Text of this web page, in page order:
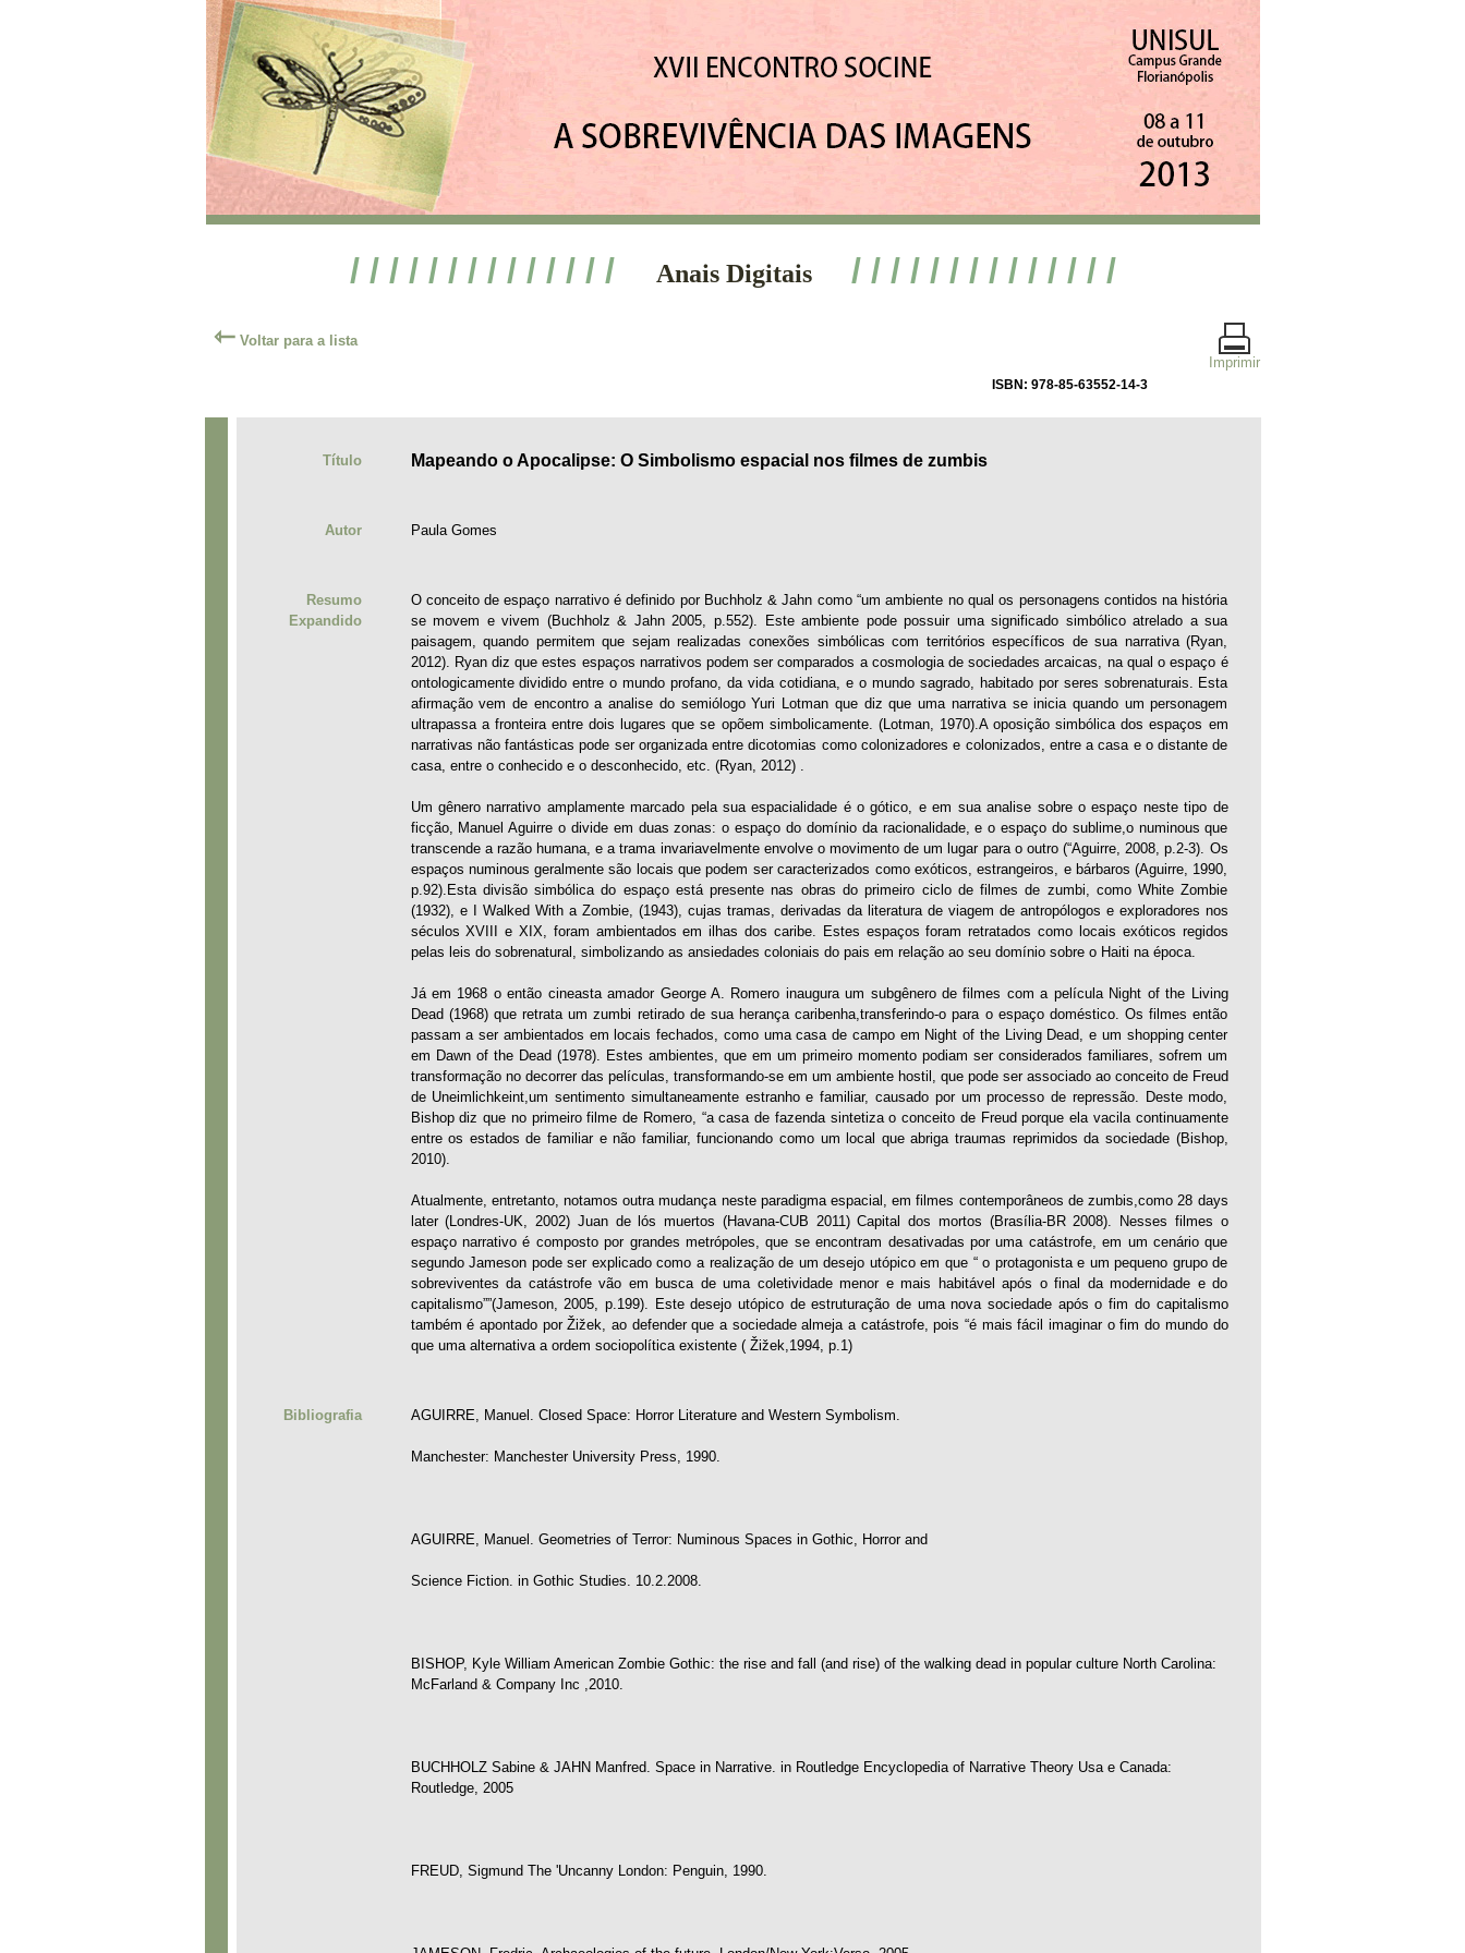
/ / / / / / / / / / / / / / Anais Digitais / / / / / / / / / / / / / /
⇽Voltar para a lista
Imprimir
ISBN: 978-85-63552-14-3
Título Mapeando o Apocalipse: O Simbolismo espacial nos filmes de zumbis
Autor Paula Gomes
Resumo
Expandido
O conceito de espaço narrativo é definido por Buchholz & Jahn como “um ambiente no qual os personagens contidos na história
se movem e vivem (Buchholz & Jahn 2005, p.552). Este ambiente pode possuir uma significado simbólico atrelado a sua
paisagem, quando permitem que sejam realizadas conexões simbólicas com territórios específicos de sua narrativa (Ryan,
2012). Ryan diz que estes espaços narrativos podem ser comparados a cosmologia de sociedades arcaicas, na qual o espaço é
ontologicamente dividido entre o mundo profano, da vida cotidiana, e o mundo sagrado, habitado por seres sobrenaturais. Esta
afirmação vem de encontro a analise do semiólogo Yuri Lotman que diz que uma narrativa se inicia quando um personagem
ultrapassa a fronteira entre dois lugares que se opõem simbolicamente. (Lotman, 1970).A oposição simbólica dos espaços em
narrativas não fantásticas pode ser organizada entre dicotomias como colonizadores e colonizados, entre a casa e o distante de
casa, entre o conhecido e o desconhecido, etc. (Ryan, 2012) .
Um gênero narrativo amplamente marcado pela sua espacialidade é o gótico, e em sua analise sobre o espaço neste tipo de
ficção, Manuel Aguirre o divide em duas zonas: o espaço do domínio da racionalidade, e o espaço do sublime,o numinous que
transcende a razão humana, e a trama invariavelmente envolve o movimento de um lugar para o outro (“Aguirre, 2008, p.2-3). Os
espaços numinous geralmente são locais que podem ser caracterizados como exóticos, estrangeiros, e bárbaros (Aguirre, 1990,
p.92).Esta divisão simbólica do espaço está presente nas obras do primeiro ciclo de filmes de zumbi, como White Zombie
(1932), e I Walked With a Zombie, (1943), cujas tramas, derivadas da literatura de viagem de antropólogos e exploradores nos
séculos XVIII e XIX, foram ambientados em ilhas dos caribe. Estes espaços foram retratados como locais exóticos regidos
pelas leis do sobrenatural, simbolizando as ansiedades coloniais do pais em relação ao seu domínio sobre o Haiti na época.
Já em 1968 o então cineasta amador George A. Romero inaugura um subgênero de filmes com a película Night of the Living
Dead (1968) que retrata um zumbi retirado de sua herança caribenha,transferindo-o para o espaço doméstico. Os filmes então
passam a ser ambientados em locais fechados, como uma casa de campo em Night of the Living Dead, e um shopping center
em Dawn of the Dead (1978). Estes ambientes, que em um primeiro momento podiam ser considerados familiares, sofrem um
transformação no decorrer das películas, transformando-se em um ambiente hostil, que pode ser associado ao conceito de Freud
de Uneimlichkeint,um sentimento simultaneamente estranho e familiar, causado por um processo de repressão. Deste modo,
Bishop diz que no primeiro filme de Romero, “a casa de fazenda sintetiza o conceito de Freud porque ela vacila continuamente
entre os estados de familiar e não familiar, funcionando como um local que abriga traumas reprimidos da sociedade (Bishop,
2010).
Atualmente, entretanto, notamos outra mudança neste paradigma espacial, em filmes contemporâneos de zumbis,como 28 days
later (Londres-UK, 2002) Juan de lós muertos (Havana-CUB 2011) Capital dos mortos (Brasília-BR 2008). Nesses filmes o
espaço narrativo é composto por grandes metrópoles, que se encontram desativadas por uma catástrofe, em um cenário que
segundo Jameson pode ser explicado como a realização de um desejo utópico em que “ o protagonista e um pequeno grupo de
sobreviventes da catástrofe vão em busca de uma coletividade menor e mais habitável após o final da modernidade e do
capitalismo””(Jameson, 2005, p.199). Este desejo utópico de estruturação de uma nova sociedade após o fim do capitalismo
também é apontado por Žižek, ao defender que a sociedade almeja a catástrofe, pois “é mais fácil imaginar o fim do mundo do
que uma alternativa a ordem sociopolítica existente ( Žižek,1994, p.1)
Bibliografia AGUIRRE, Manuel. Closed Space: Horror Literature and Western Symbolism.
Manchester: Manchester University Press, 1990.
AGUIRRE, Manuel. Geometries of Terror: Numinous Spaces in Gothic, Horror and
Science Fiction. in Gothic Studies. 10.2.2008.
BISHOP, Kyle William American Zombie Gothic: the rise and fall (and rise) of the walking dead in popular culture North Carolina:
McFarland & Company Inc ,2010.
BUCHHOLZ Sabine & JAHN Manfred. Space in Narrative. in Routledge Encyclopedia of Narrative Theory Usa e Canada:
Routledge, 2005
FREUD, Sigmund The 'Uncanny London: Penguin, 1990.